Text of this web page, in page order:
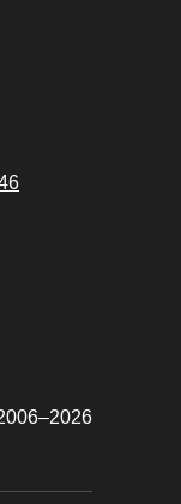
2026